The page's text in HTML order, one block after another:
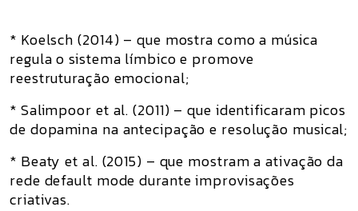
* Koelsch (2014) – que mostra como a música
regula o sistema límbico e promove
reestruturação emocional;
* Salimpoor et al. (2011) – que identificaram picos
de dopamina na antecipação e resolução musical;
* Beaty et al. (2015) – que mostram a ativação da
rede default mode durante improvisações
criativas.